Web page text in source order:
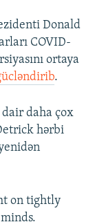
Donald
COVID-
ortaya
.
dair daha çox
hərbi
on tightly